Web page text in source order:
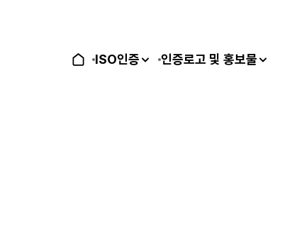
ISO인증 인증로고 및 홍보물